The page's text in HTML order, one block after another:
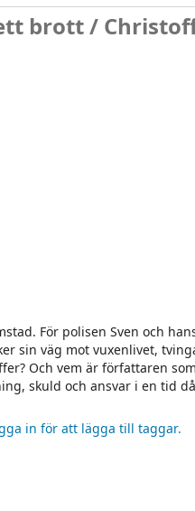
brott /
För polisen Sven och
sin väg mot vuxenlivet,
Och vem är författaren
skuld och ansvar i en tid då
in för att lägga till taggar.